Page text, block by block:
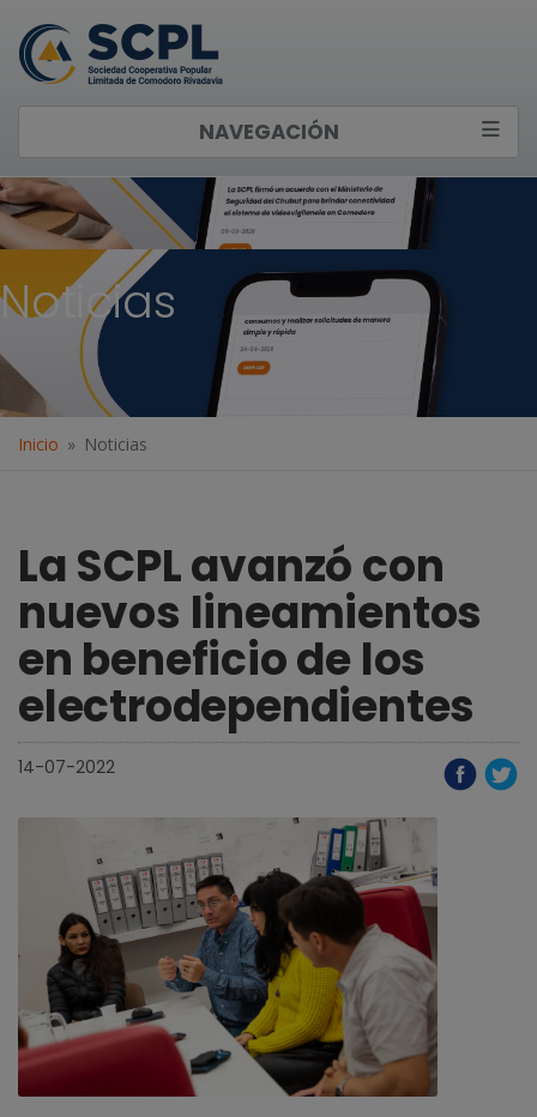
NAVEGACIÓN
Noticias
Inicio Noticias
La SCPL avanzó con
nuevos lineamientos
en beneficio de los
electrodependientes
14-07-2022